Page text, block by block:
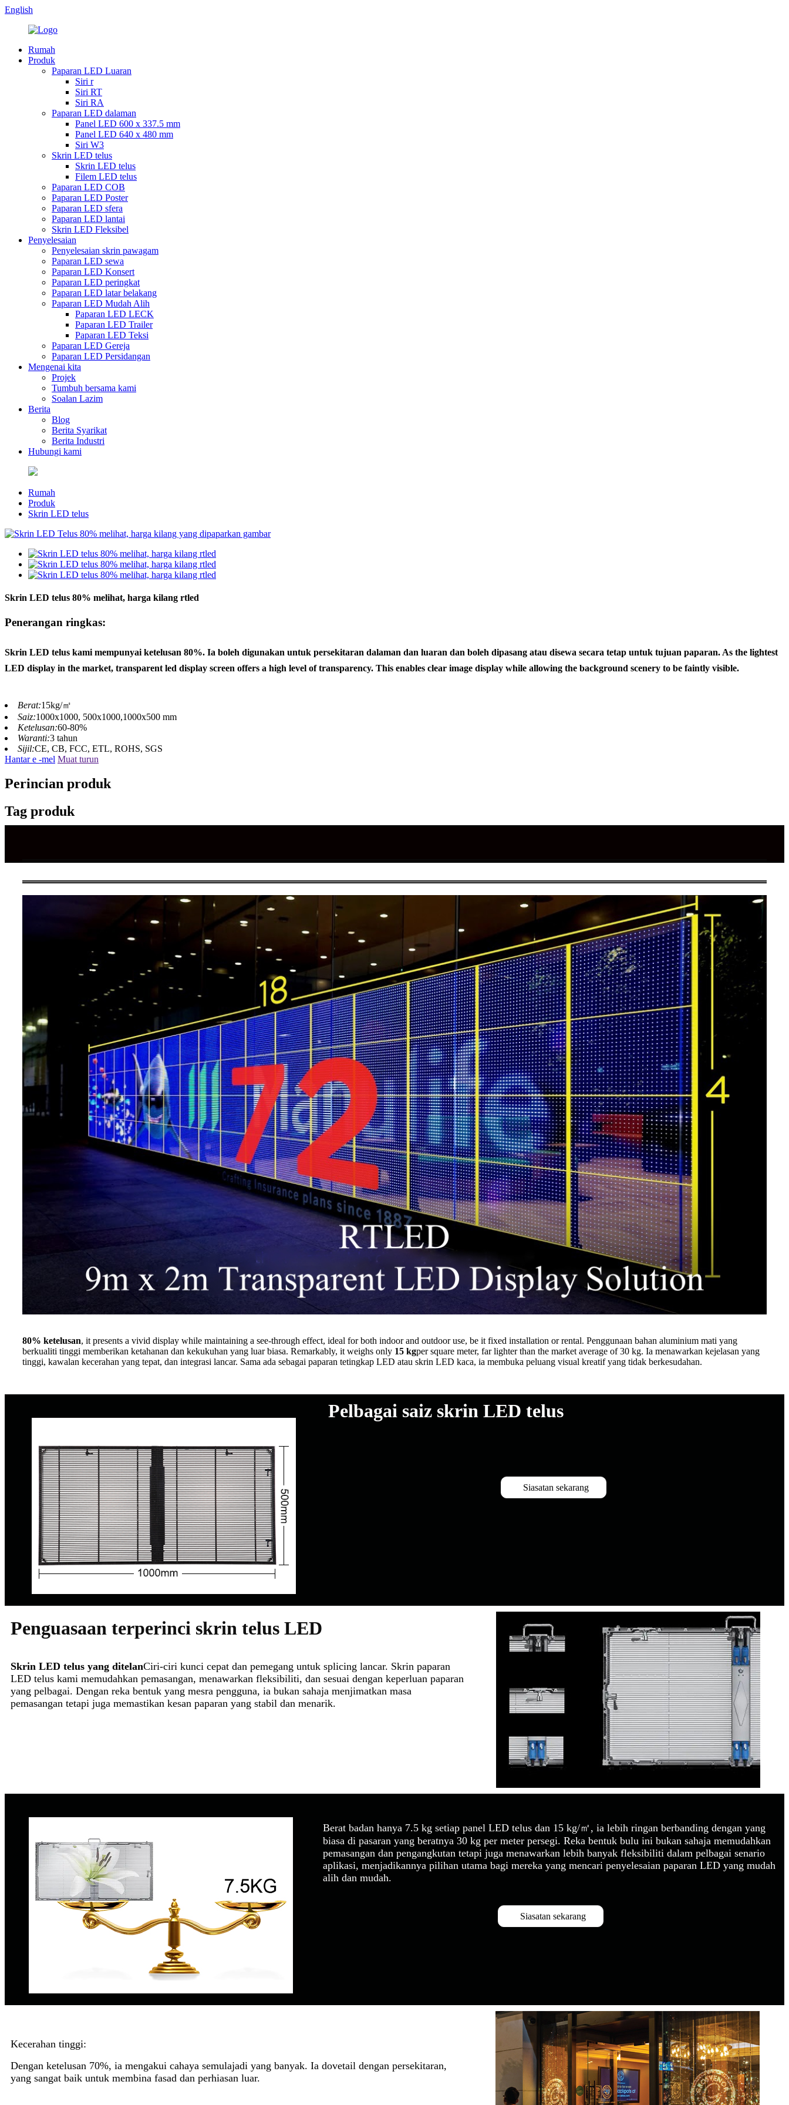
English
Rumah
Produk
Paparan LED Luaran
Siri r
Siri RT
Siri RA
Paparan LED dalaman
Panel LED 600 x 337.5 mm
Panel LED 640 x 480 mm
Siri W3
Skrin LED telus
Skrin LED telus
Filem LED telus
Paparan LED COB
Paparan LED Poster
Paparan LED sfera
Paparan LED lantai
Skrin LED Fleksibel
Penyelesaian
Penyelesaian skrin pawagam
Paparan LED sewa
Paparan LED Konsert
Paparan LED peringkat
Paparan LED latar belakang
Paparan LED Mudah Alih
Paparan LED LECK
Paparan LED Trailer
Paparan LED Teksi
Paparan LED Gereja
Paparan LED Persidangan
Mengenai kita
Projek
Tumbuh bersama kami
Soalan Lazim
Berita
Blog
Berita Syarikat
Berita Industri
Hubungi kami
Rumah
Produk
Skrin LED telus
Skrin LED telus 80% melihat, harga kilang rtled
Penerangan ringkas:
Skrin LED telus kami mempunyai ketelusan 80%. Ia boleh digunakan untuk persekitaran dalaman dan luaran dan boleh dipasang atau disewa secara tetap untuk tujuan paparan. As the lightest
LED display in the market, transparent led display screen offers a high level of transparency. This enables clear image display while allowing the background scenery to be faintly visible.
Berat:15kg/㎡
Saiz:1000x1000, 500x1000,1000x500 mm
Ketelusan:60-80%
Waranti:3 tahun
Sijil:CE, CB, FCC, ETL, ROHS, SGS
Hantar e -mel Muat turun
Perincian produk
Tag produk
80% ketelusan, it presents a vivid display while maintaining a see-through effect, ideal for both indoor and outdoor use, be it fixed installation or rental. Penggunaan bahan aluminium mati yang
berkualiti tinggi memberikan ketahanan dan kekukuhan yang luar biasa. Remarkably, it weighs only 15 kgper square meter, far lighter than the market average of 30 kg. Ia menawarkan kejelasan yang
tinggi, kawalan kecerahan yang tepat, dan integrasi lancar. Sama ada sebagai paparan tetingkap LED atau skrin LED kaca, ia membuka peluang visual kreatif yang tidak berkesudahan.
Pelbagai saiz skrin LED telus
Siasatan sekarang
Penguasaan terperinci skrin telus LED
Skrin LED telus yang ditelanCiri-ciri kunci cepat dan pemegang untuk splicing lancar. Skrin paparan
LED telus kami memudahkan pemasangan, menawarkan fleksibiliti, dan sesuai dengan keperluan paparan
yang pelbagai. Dengan reka bentuk yang mesra pengguna, ia bukan sahaja menjimatkan masa
pemasangan tetapi juga memastikan kesan paparan yang stabil dan menarik.
Berat badan hanya 7.5 kg setiap panel LED telus dan 15 kg/㎡, ia lebih ringan berbanding dengan yang
biasa di pasaran yang beratnya 30 kg per meter persegi. Reka bentuk bulu ini bukan sahaja memudahkan
pemasangan dan pengangkutan tetapi juga menawarkan lebih banyak fleksibiliti dalam pelbagai senario
aplikasi, menjadikannya pilihan utama bagi mereka yang mencari penyelesaian paparan LED yang mudah
alih dan mudah.
Siasatan sekarang
Kecerahan tinggi:
Dengan ketelusan 70%, ia mengakui cahaya semulajadi yang banyak. Ia dovetail dengan persekitaran,
yang sangat baik untuk membina fasad dan perhiasan luar.